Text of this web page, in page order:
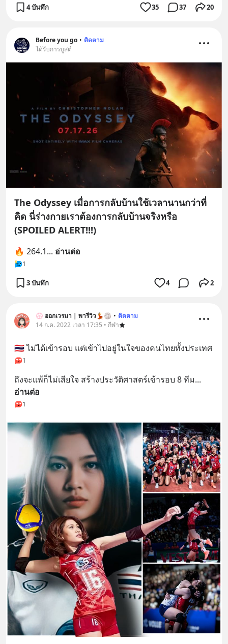
4 บันทึก 35 37 20
Before you go • ติดตาม
ได้รับการบูสต์
The Odyssey เมื่อการกลับบ้านใช้เวลานานกว่าที่
คิด นี่ร่างกายเราต้องการกลับบ้านจริงหรือ
(SPOILED ALERT!!!)
🔥 264.1... อ่านต่อ
1
3 บันทึก 4 2
💮 ออกเวรมา | พารีวิว💃🏐 • ติดตาม
14 ก.ค. 2022 เวลา 17:35 • กีฬา
🇹🇭 ไม่ได้เข้ารอบ แต่เข้าไปอยู่ในใจของคนไทยทั้งประเทศ
1
ถึงจะแพ้ก็ไม่เสียใจ สร้างประวัติศาสตร์เข้ารอบ 8 ทีม
อ่านต่อ
1